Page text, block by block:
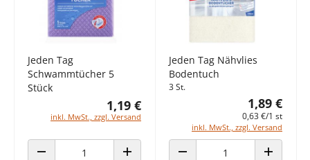
Jeden Tag
Schwammtücher 5
Stück
1,19 €
inkl. MwSt., zzgl. Versand
Jeden Tag Nähvlies
Bodentuch
3 St.
1,89 €
0,63 €/1 st
inkl. MwSt., zzgl. Versand